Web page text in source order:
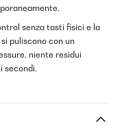
senza tasti fisici e la
puliscono con un
niente residui
secondi.